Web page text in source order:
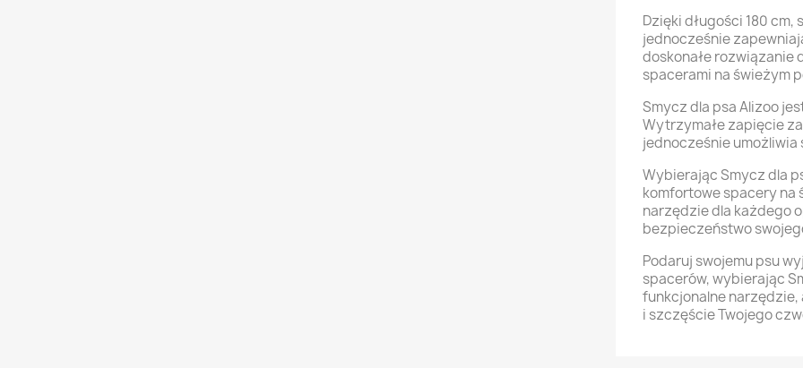
Dzięki długości 180
jednocześnie
doskonałe rozwiązanie
spacerami na świeżym
Smycz dla psa Alizoo
Wytrzymałe zapięcie
jednocześnie
Wybierając Smycz dla
komfortowe spacery na
narzędzie dla każdego
bezpieczeństwo
Podaruj swojemu psu
spacerów, wybierając
funkcjonalne narzędzie,
i szczęście Twojego